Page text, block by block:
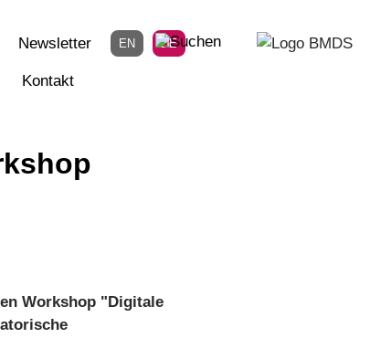
Kontakt
Newsletter EN DE
Workshop "Digitale